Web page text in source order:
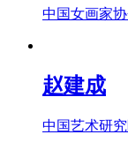
中国女画家
赵建成
中国艺术研